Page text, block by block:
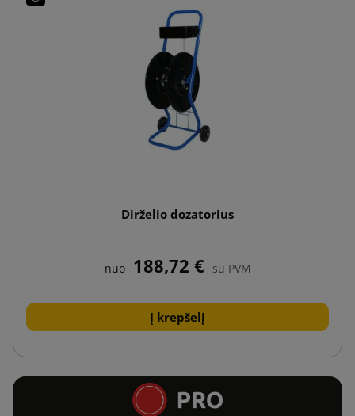
Dirželio dozatorius
nuo 188,72 € su PVM
Į krepšelį